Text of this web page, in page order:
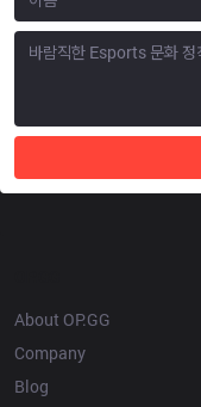
About OP.GG
Company
Blog